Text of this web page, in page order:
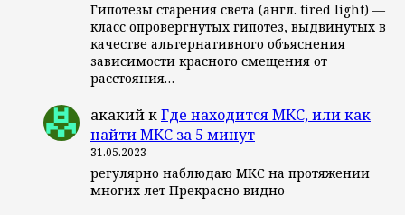
Гипотезы старения света (англ. tired light) —
класс опровергнутых гипотез, выдвинутых в
качестве альтернативного объяснения
зависимости красного смещения от
расстояния…
акакийкГде находится МКС, или как
найти МКС за 5 минут
31.05.2023
регулярно наблюдаю МКС на протяжении
многих лет Прекрасно видно